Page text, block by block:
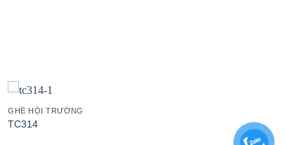
GHẾ HỘI TRƯỜNG
TC314